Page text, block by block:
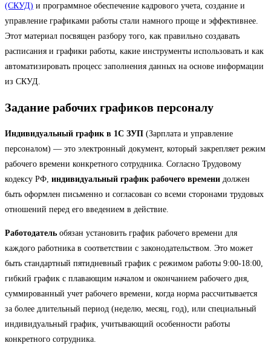
(СКУД) и программное обеспечение кадрового учета, создание и
управление графиками работы стали намного проще и эффективнее.
Этот материал посвящен разбору того, как правильно создавать
расписания и графики работы, какие инструменты использовать и как
автоматизировать процесс заполнения данных на основе информации
из СКУД.
Задание рабочих графиков персоналу
Индивидуальный график в 1С ЗУП (Зарплата и управление
персоналом) — это электронный документ, который закрепляет режим
рабочего времени конкретного сотрудника. Согласно Трудовому
кодексу РФ, индивидуальный график рабочего времени должен
быть оформлен письменно и согласован со всеми сторонами трудовых
отношений перед его введением в действие.
Работодатель обязан установить график рабочего времени для
каждого работника в соответствии с законодательством. Это может
быть стандартный пятидневный график с режимом работы 9:00-18:00,
гибкий график с плавающим началом и окончанием рабочего дня,
суммированный учет рабочего времени, когда норма рассчитывается
за более длительный период (неделю, месяц, год), или специальный
индивидуальный график, учитывающий особенности работы
конкретного сотрудника.